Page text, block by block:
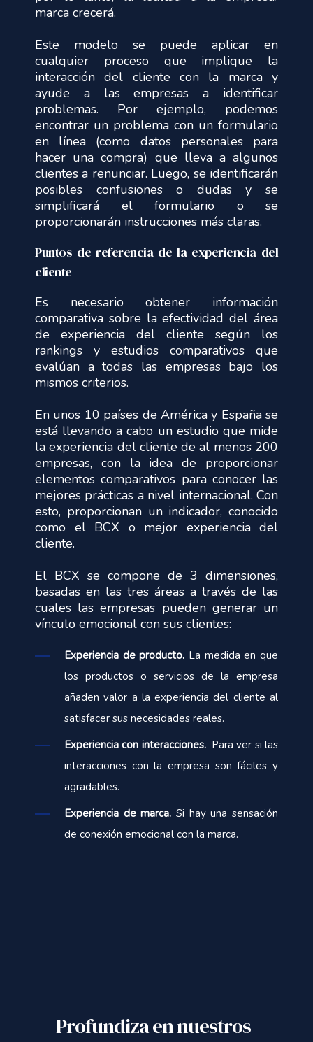
marca crecerá.
Este modelo se puede aplicar en
cualquier proceso que implique la
interacción del cliente con la marca y
ayude a las empresas a identificar
problemas. Por ejemplo, podemos
encontrar un problema con un formulario
en línea (como datos personales para
hacer una compra) que lleva a algunos
clientes a renunciar. Luego, se identificarán
posibles confusiones o dudas y se
simplificará el formulario o se
proporcionarán instrucciones más claras.
Puntos de referencia de la experiencia del
cliente
Es necesario obtener información
comparativa sobre la efectividad del área
de experiencia del cliente según los
rankings y estudios comparativos que
evalúan a todas las empresas bajo los
mismos criterios.
En unos 10 países de América y España se
está llevando a cabo un estudio que mide
la experiencia del cliente de al menos 200
empresas, con la idea de proporcionar
elementos comparativos para conocer las
mejores prácticas a nivel internacional. Con
esto, proporcionan un indicador, conocido
como el BCX o mejor experiencia del
cliente.
El BCX se compone de 3 dimensiones,
basadas en las tres áreas a través de las
cuales las empresas pueden generar un
vínculo emocional con sus clientes:
Experiencia de producto. La medida en que
los productos o servicios de la empresa
añaden valor a la experiencia del cliente al
satisfacer sus necesidades reales.
Experiencia con interacciones. Para ver si las
interacciones con la empresa son fáciles y
agradables.
Experiencia de marca. Si hay una sensación
de conexión emocional con la marca.
Profundiza en nuestros